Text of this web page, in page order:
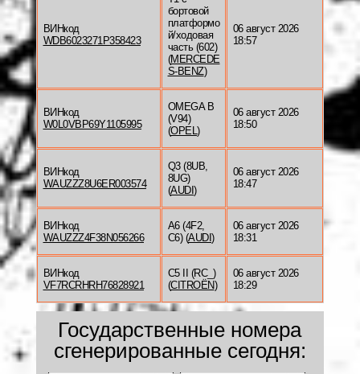
ВИНкод
WDB6023271P358423
бортовой
платформо
й/ходовая
часть (602)
(MERCEDE
S-BENZ)
06 август 2026
18:57
ВИНкод
W0L0VBP69Y1105995
OMEGA B
(V94)
(OPEL )
06 август 2026
18:50
ВИНкод
WAUZZZ8U6ER003574
Q3 (8UB,
8UG)
(AUDI )
06 август 2026
18:47
ВИНкод
WAUZZZ4F38N056266
A6 (4F2,
C6) (AUDI )
06 август 2026
18:31
ВИНкод
VF7RCRHRH76828921
C5 II (RC_)
(CITROËN)
06 август 2026
18:29
Государственные номера
сгенерированные сегодня: